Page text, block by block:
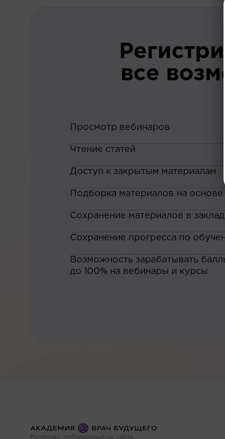
все
Просмотр вебинаров
Чтение статей
Доступ к закрытым материалам
Подборка материалов на
Сохранение материалов в
Сохранение прогресса по
Возможность зарабатывать
до 100% на вебинары и курсы
Материал, публикуемый на сайте,